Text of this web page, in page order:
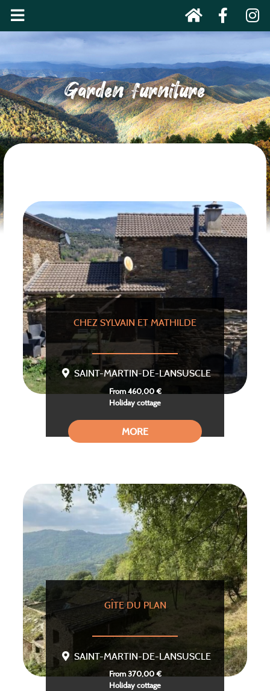
Garden furniture
CHEZ SYLVAIN ET MATHILDE
SAINT-MARTIN-DE-LANSUSCLE
From 460,00 €
Holiday cottage
MORE
GÎTE DU PLAN
SAINT-MARTIN-DE-LANSUSCLE
From 370,00 €
Holiday cottage